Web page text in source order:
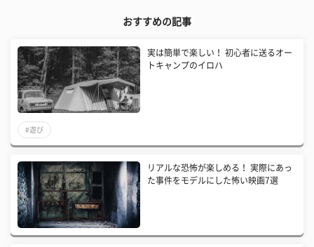
おすすめの記事
実は簡単で楽しい！ 初心者に送るオー
トキャンプのイロハ
#遊び
リアルな恐怖が楽しめる！ 実際にあっ
た事件をモデルにした怖い映画7選